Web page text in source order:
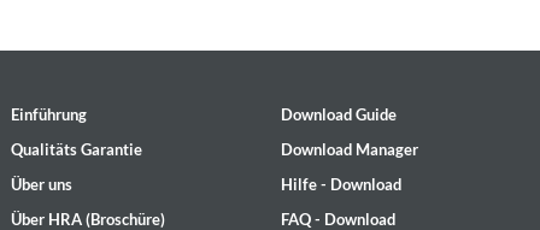
Einführung
Qualitäts Garantie
Über uns
Über HRA (Broschüre)
Download Guide
Download Manager
Hilfe - Download
FAQ - Download